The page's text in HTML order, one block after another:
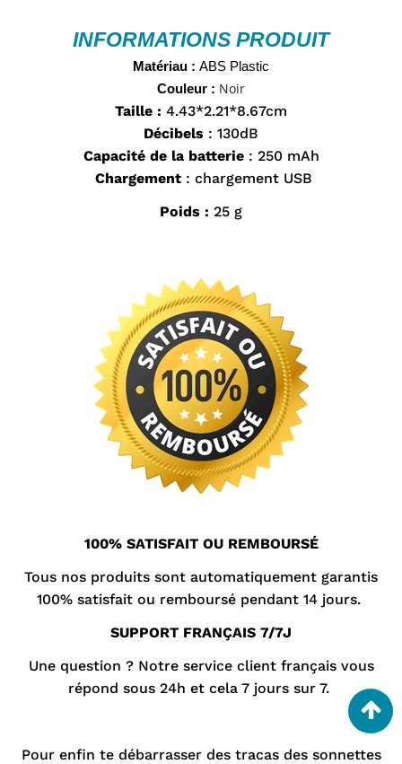
INFORMATIONS PRODUIT
Matériau : ABS Plastic
Couleur : Noir
Taille : 4.43*2.21*8.67cm
Décibels : 130dB
Capacité de la batterie : 250 mAh
Chargement : chargement USB
Poids : 25 g
100% SATISFAIT OU REMBOURSÉ
Tous nos produits sont automatiquement garantis
100% satisfait ou remboursé pendant 14 jours.
SUPPORT FRANÇAIS 7/7J
Une question ? Notre service clientfrançais vous
répond sous 24h et cela 7 jours sur 7.
Pour enfin te débarrasser des tracas des sonnettes